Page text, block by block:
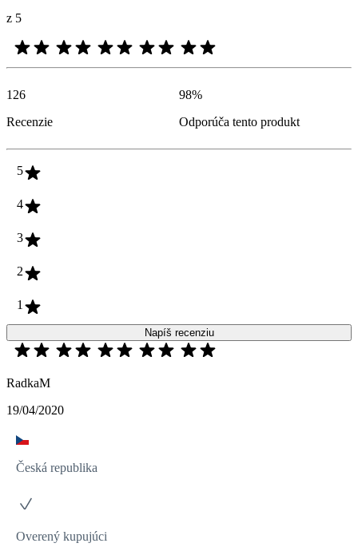
z 5
126
Recenzie
98%
Odporúča tento produkt
5
4
3
2
1
Napíš recenziu
RadkaM
19/04/2020
Česká republika
Overený kupujúci